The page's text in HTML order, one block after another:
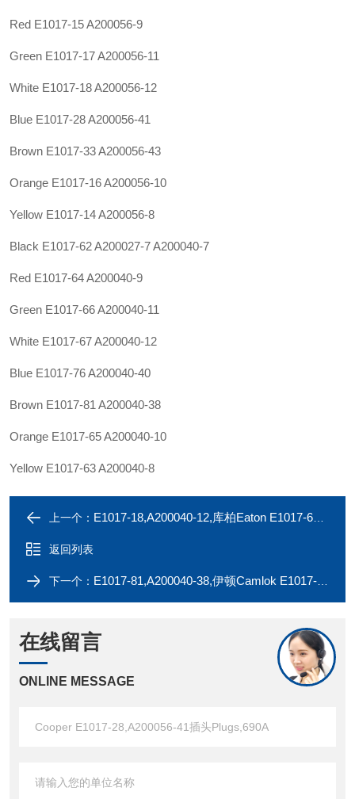
Red E1017-15 A200056-9
Green E1017-17 A200056-11
White E1017-18 A200056-12
Blue E1017-28 A200056-41
Brown E1017-33 A200056-43
Orange E1017-16 A200056-10
Yellow E1017-14 A200056-8
Black E1017-62A200027-7A200040-7
Red E1017-64 A200040-9
Green E1017-66 A200040-11
White E1017-67 A200040-12
Blue E1017-76 A200040-40
Brown E1017-81 A200040-38
Orange E1017-65 A200040-10
Yellow E1017-63 A200040-8
上一个： E1017-18,A200040-12,库柏Eaton E1017-67,A200056-12插头Plugs,690A
返回列表
下一个： E1017-81,A200040-38,伊顿Camlok E1017-33,A200056-43插头Plugs,690A
在线留言
ONLINE MESSAGE